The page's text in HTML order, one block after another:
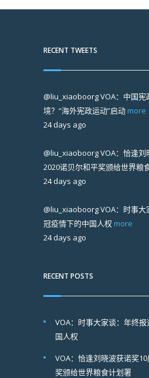
RECENT TWEETS
@liu_xiaoboorgVOA：中国宪
境？“海外宪政运动”启动 more
24 days ago
@liu_xiaoboorgVOA：恰逢
2020诺贝尔和平奖颁给世界粮
24 days ago
@liu_xiaoboorgVOA：时事
冠疫情下的中国人权 more
24 days ago
RECENT POSTS
VOA：时事大家谈：年终
国人权
VOA：恰逢刘晓波获诺奖
奖颁给世界粮食计划署